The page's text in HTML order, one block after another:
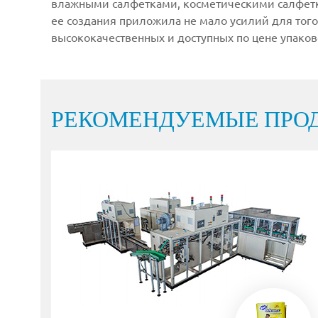
ее создания приложила не мало усилий для
высококачественных и доступных по цене
РЕКОМЕНДУЕМЫЕ